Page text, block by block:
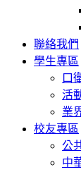
聯絡我們
學生專區
口
活
業
校友專區
公
中